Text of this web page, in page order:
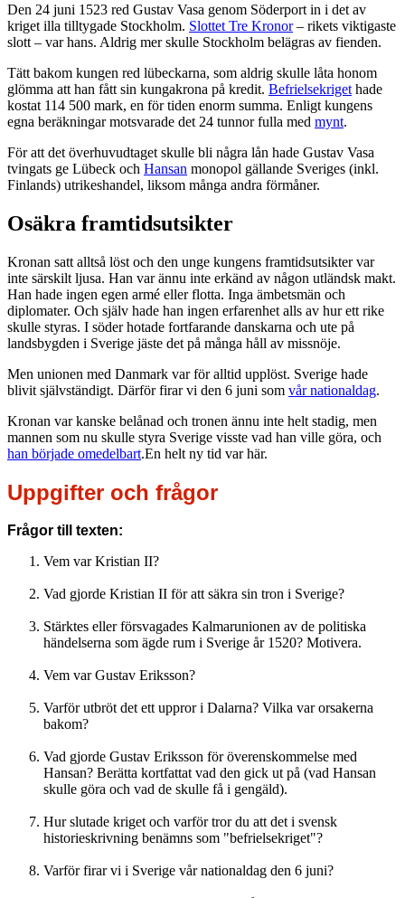
Den 24 juni 1523 red Gustav Vasa genom Söderport in i det av
kriget illa tilltygade Stockholm. Slottet Tre Kronor– rikets viktigaste
slott – var hans. Aldrig mer skulle Stockholm belägras av fienden.
Tätt bakom kungen red lübeckarna, som aldrig skulle låta honom
glömma att han fått sin kungakrona på kredit. Befrielsekriget hade
kostat 114 500 mark, en för tiden enorm summa. Enligt kungens
egna beräkningar motsvarade det 24 tunnor fulla med mynt.
För att det överhuvudtaget skulle bli några lån hade Gustav Vasa
tvingats ge Lübeck och Hansan monopol gällande Sveriges (inkl.
Finlands) utrikeshandel, liksom många andra förmåner.
Osäkra framtidsutsikter
Kronan satt alltså löst och den unge kungens framtidsutsikter var
inte särskilt ljusa. Han var ännu inte erkänd av någon utländsk makt.
Han hade ingen egen armé eller flotta. Inga ämbetsmän och
diplomater. Och själv hade han ingen erfarenhet alls av hur ett rike
skulle styras. I söder hotade fortfarande danskarna och ute på
landsbygden i Sverige jäste det på många håll av missnöje.
Men unionen med Danmark var för alltid upplöst. Sverige hade
blivit självständigt. Därför firar vi den 6 juni som vår nationaldag.
Kronan var kanske belånad och tronen ännu inte helt stadig, men
mannen som nu skulle styra Sverige visste vad han ville göra, och
han började omedelbart.En helt ny tid var här.
Uppgifter och frågor
Frågor till texten:
Vem var Kristian II?
Vad gjorde Kristian II för att säkra sin tron i Sverige?
Stärktes eller försvagades Kalmarunionen av de politiska
händelserna som ägde rum i Sverige år 1520? Motivera.
Vem var Gustav Eriksson?
Varför utbröt det ett uppror i Dalarna? Vilka var orsakerna
bakom?
Vad gjorde Gustav Eriksson för överenskommelse med
Hansan? Berätta kortfattat vad den gick ut på (vad Hansan
skulle göra och vad de skulle få i gengäld).
Hur slutade kriget och varför tror du att det i svensk
historieskrivning benämns som "befrielsekriget"?
Varför firar vi i Sverige vår nationaldag den 6 juni?